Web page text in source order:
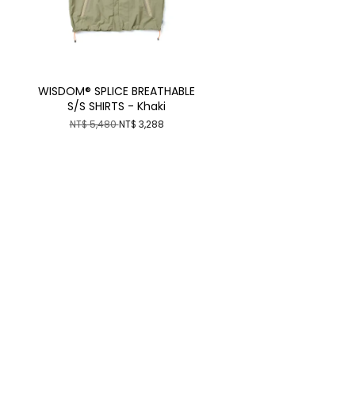
WISDOM® SPLICE BREATHABLE
S/S SHIRTS - Khaki
NT$ 5,480NT$ 3,288